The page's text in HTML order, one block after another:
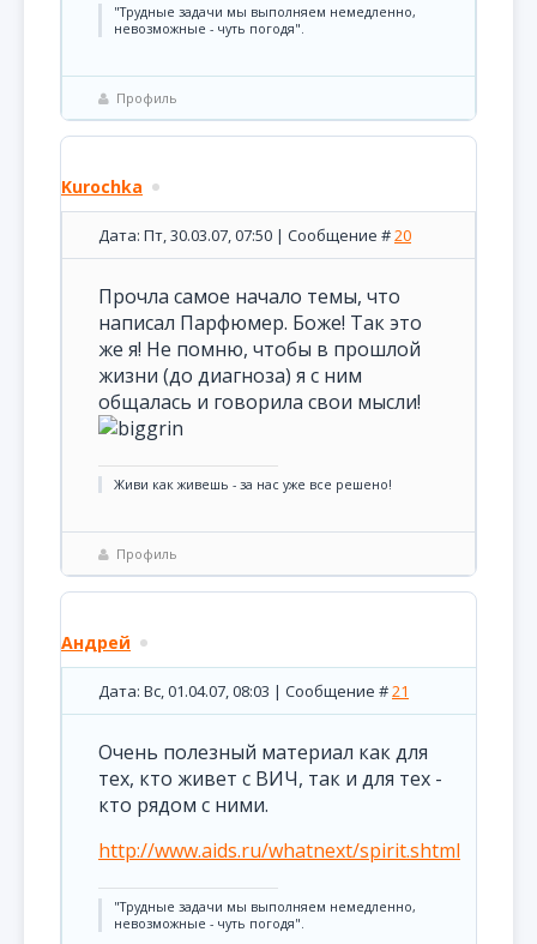
"Трудные задачи мы выполняем немедленно,
невозможные - чуть погодя".
Профиль
Kurochka
Дата: Пт, 30.03.07, 07:50 | Сообщение #20
Прочла самое начало темы, что
написал Парфюмер. Боже! Так это
же я! Не помню, чтобы в прошлой
жизни (до диагноза) я с ним
общалась и говорила свои мысли!
Живи как живешь - за нас уже все решено!
Профиль
Андрей
Дата: Вс, 01.04.07, 08:03 | Сообщение #21
Очень полезный материал как для
тех, кто живет с ВИЧ, так и для тех -
кто рядом с ними.
http://www.aids.ru/whatnext/spirit.shtml
"Трудные задачи мы выполняем немедленно,
невозможные - чуть погодя".